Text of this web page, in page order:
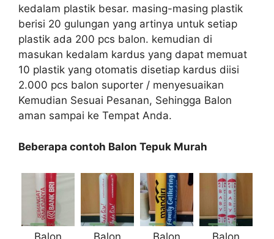
kedalam plastik besar. masing-masing plastik
berisi 20 gulungan yang artinya untuk setiap
plastik ada 200 pcs balon. kemudian di
masukan kedalam kardus yang dapat memuat
10 plastik yang otomatis disetiap kardus diisi
2.000 pcs balon suporter / menyesuaikan
Kemudian Sesuai Pesanan, Sehingga Balon
aman sampai ke Tempat Anda.
Beberapa contoh Balon Tepuk Murah
Balon Balon Balon Balon